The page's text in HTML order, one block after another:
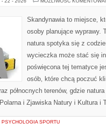
Skandynawia to miejsce,
osoby planujące wyprawy.
natura spotyka się z
wycieczka może stać się
poświęcona tej tematyce
osób, które chcą poczuć
północnych terenów, gdzie
i Zjawiska Natury i Kultura i
PSYCHOLOGIA SPORTU